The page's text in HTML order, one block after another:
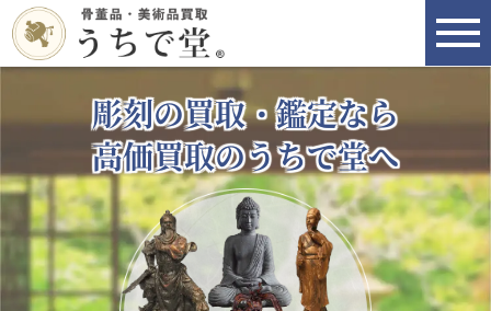
彫刻の買取・鑑定なら
高価買取のうちで堂へ